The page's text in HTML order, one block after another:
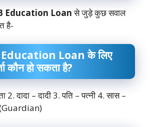
Education Loanसे जुड़े कुछ सवाल
है-
Education Loan के लिए
कौन हो सकता है?
2. दादा – दादी 3. पति – पत्नी 4. सास –